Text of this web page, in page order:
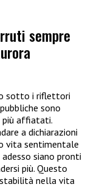
sempre
sotto i riflettori
sono
più affiatati.
a dichiarazioni
vita sentimentale
siano pronti
più. Questo
nella vita